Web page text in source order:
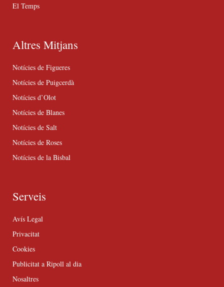
El Temps
Altres Mitjans
Notícies de Figueres
Notícies de Puigcerdà
Notícies d’Olot
Notícies de Blanes
Notícies de Salt
Notícies de Roses
Notícies de la Bisbal
Serveis
Avís Legal
Privacitat
Cookies
Publicitat a Ripoll al dia
Nosaltres